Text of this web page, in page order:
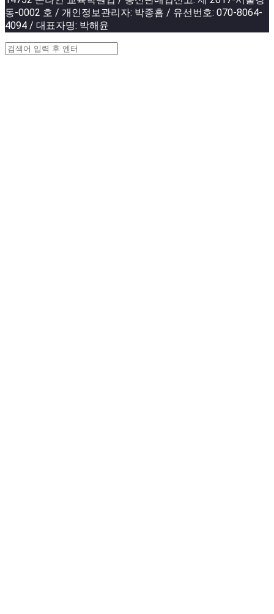
동-0002 호 / 개인정보관리자: 박종흠 / 유선번호: 070-8064-
4094 / 대표자명: 박해윤